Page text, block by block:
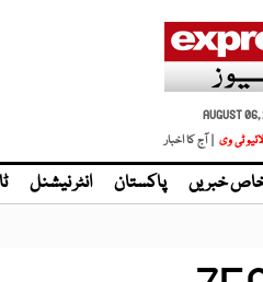
AUGUST
لائیو ٹی وی | آج کا اخبار
خبریں پاکستان انٹر نیشنل